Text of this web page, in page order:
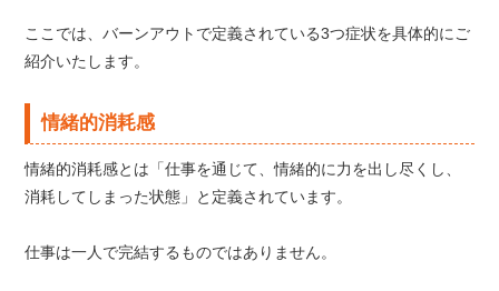
ここでは、バーンアウトで定義されている3つ症状を具体的にご
紹介いたします。
情緒的消耗感
情緒的消耗感とは「仕事を通じて、情緒的に力を出し尽くし、
消耗してしまった状態」と定義されています。
仕事は一人で完結するものではありません。